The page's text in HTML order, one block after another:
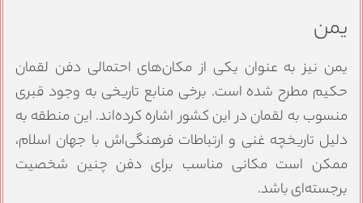
یمن
یمن نیز به عنوان یکی از مکان‌های احتمالی دفن لقمان
حکیم مطرح شده است. برخی منابع تاریخی به وجود قبری
منسوب به لقمان در این کشور اشاره کرده‌اند. این منطقه به
دلیل تاریخچه غنی و ارتباطات فرهنگی‌اش با جهان اسلام،
ممکن است مکانی مناسب برای دفن چنین شخصیت
برجسته‌ای باشد.